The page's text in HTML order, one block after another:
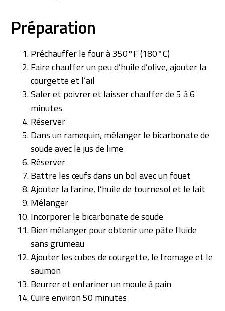
Préparation
Préchauffer le four à 350°F (180°C)
Faire chauffer un peu d’huile d’olive, ajouter la
courgette et l’ail
Saler et poivrer et laisser chauffer de 5 à 6
minutes
Réserver
Dans un ramequin, mélanger le bicarbonate de
soude avec le jus de lime
Réserver
Battre les œufs dans un bol avec un fouet
Ajouter la farine, l’huile de tournesol et le lait
Mélanger
Incorporer le bicarbonate de soude
Bien mélanger pour obtenir une pâte fluide
sans grumeau
Ajouter les cubes de courgette, le fromage et le
saumon
Beurrer et enfariner un moule à pain
Cuire environ 50 minutes